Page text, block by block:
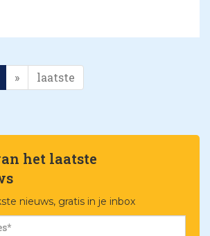
» laatste
het laatste
nieuws, gratis in je inbox